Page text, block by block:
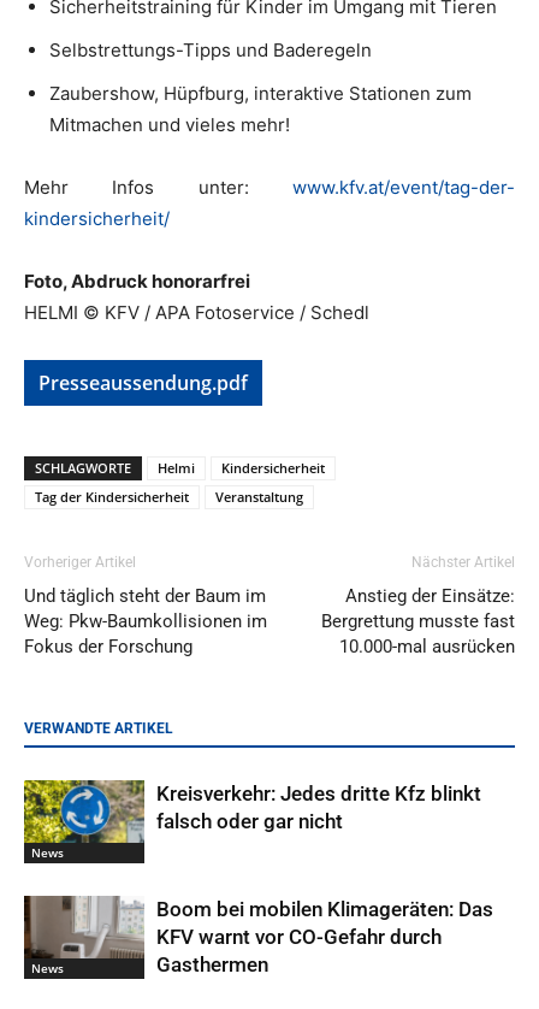
Sicherheitstraining für Kinder im Umgang mit Tieren
Selbstrettungs-Tipps und Baderegeln
Zaubershow, Hüpfburg, interaktive Stationen zum
Mitmachen und vieles mehr!
Mehr Infos unter: www.kfv.at/event/tag-der-
kindersicherheit/
Foto, Abdruck honorarfrei
HELMI © KFV / APA Fotoservice / Schedl
Presseaussendung.pdf
SCHLAGWORTE Helmi
Kindersicherheit
Tag der Kindersicherheit
Veranstaltung
Vorheriger Artikel
Und täglich steht der Baum im
Weg: Pkw-Baumkollisionen im
Fokus der Forschung
Nächster Artikel
Anstieg der Einsätze:
Bergrettung musste fast
10.000-mal ausrücken
VERWANDTE ARTIKEL
News
Kreisverkehr: Jedes dritte Kfz blinkt
falsch oder gar nicht
News
Boom bei mobilen Klimageräten: Das
KFV warnt vor CO-Gefahr durch
Gasthermen